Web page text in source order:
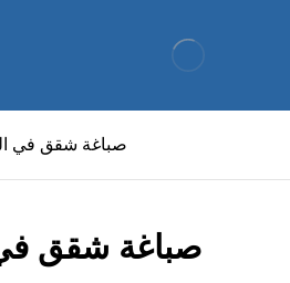
صباغة شقق في
صباغة شقق في